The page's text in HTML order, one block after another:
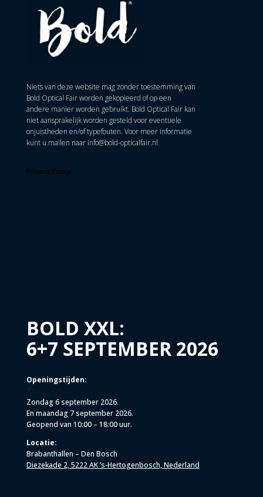
Niets van deze website mag zonder toestemming van
Bold Optical Fair worden gekopieerd of op een
andere manier worden gebruikt. Bold Optical Fair kan
niet aansprakelijk worden gesteld voor eventuele
onjuistheden en/of typefouten. Voor meer informatie
kunt u mailen naar info@bold-opticalfair.nl.
Privacy Policy
BOLD XXL:
6+7 SEPTEMBER 2026
Openingstijden:
Z
Zondag 6 september 2026.
En maandag 7 september 2026.
Geopend van 10:00 – 18:00 uur.
Locatie:
Brabanthallen – Den Bosch
Diezekade 2, 5222 AK ‘s-Hertogenbosch, Nederland